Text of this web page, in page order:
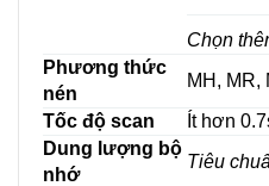
Chọn
Phương thức
nén
MH, MR,
Tốc độ scan
Ít hơn
Dung lượng bộ
nhớ
Tiêu